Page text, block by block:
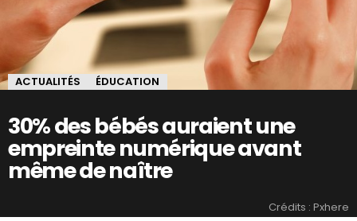
ACTUALITÉS ÉDUCATION
30% des bébés auraient une
empreinte numérique avant
même de naître
Crédits : Pxhere